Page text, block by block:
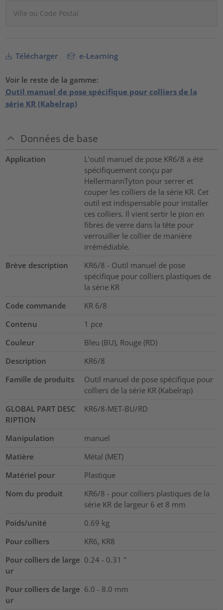
Télécharger e-Learning
Voir le reste de la gamme:
Outil manuel de pose spécifique pour colliers de la
série KR (Kabelrap)
Données de base
Application
L'outil manuel de pose KR6/8 a été
spécifiquement conçu par
HellermannTyton pour serrer et
couper les colliers de la série KR. Cet
outil est indispensable pour installer
ces colliers. Il vient sertir le pion en
fibres de verre dans la tête pour
verrouiller le collier de manière
irrémédiable.
Brève description
KR6/8 - Outil manuel de pose
spécifique pour colliers plastiques de
la série KR
Code commande
KR 6/8
Contenu
1 pce
Couleur
Bleu (BU), Rouge (RD)
Description
KR6/8
Famille de produits
Outil manuel de pose spécifique pour
colliers de la série KR (Kabelrap)
GLOBAL PART DESC
RIPTION
KR6/8-MET-BU/RD
Manipulation
manuel
Matière
Métal (MET)
Matériel pour
Plastique
Nom du produit
KR6/8 - pour colliers plastiques de la
série KR de largeur 6 et 8 mm
Poids/unité
0.69 kg
Pour colliers
KR6, KR8
Pour colliers de large
ur
0.24 - 0.31 "
Pour colliers de large
ur
6.0 - 8.0 mm